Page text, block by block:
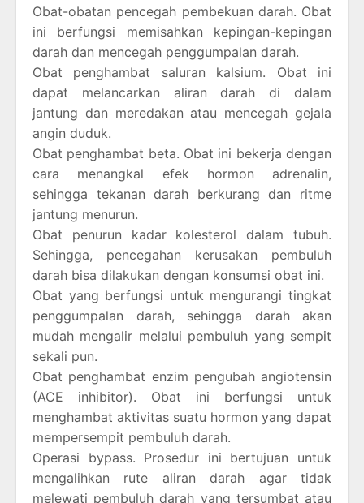
Obat-obatan pencegah pembekuan darah. Obat
ini berfungsi memisahkan kepingan-kepingan
darah dan mencegah penggumpalan darah.
Obat penghambat saluran kalsium. Obat ini
dapat melancarkan aliran darah di dalam
jantung dan meredakan atau mencegah gejala
angin duduk.
Obat penghambat beta. Obat ini bekerja dengan
cara menangkal efek hormon adrenalin,
sehingga tekanan darah berkurang dan ritme
jantung menurun.
Obat penurun kadar kolesterol dalam tubuh.
Sehingga, pencegahan kerusakan pembuluh
darah bisa dilakukan dengan konsumsi obat ini.
Obat yang berfungsi untuk mengurangi tingkat
penggumpalan darah, sehingga darah akan
mudah mengalir melalui pembuluh yang sempit
sekali pun.
Obat penghambat enzim pengubah angiotensin
(ACE inhibitor). Obat ini berfungsi untuk
menghambat aktivitas suatu hormon yang dapat
mempersempit pembuluh darah.
Operasi bypass. Prosedur ini bertujuan untuk
mengalihkan rute aliran darah agar tidak
melewati pembuluh darah yang tersumbat atau